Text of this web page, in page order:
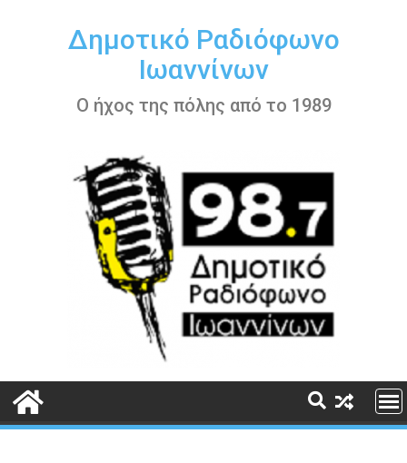
περιεχόμενοΔημοτικό Ραδιόφωνο
Ιωαννίνων
Ο ήχος της πόλης από το 1989